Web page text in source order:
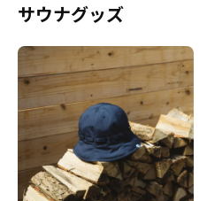
サウナグッズ